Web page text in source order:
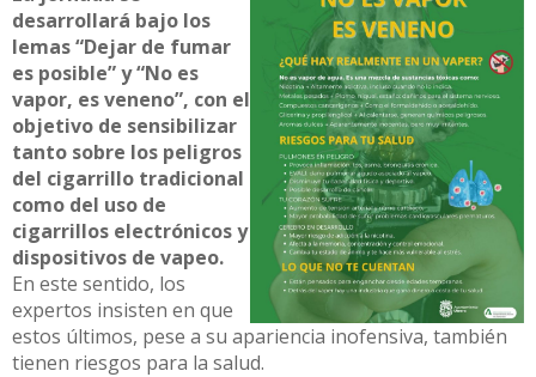
desarrollará bajo los
lemas “Dejar de fumar
es posible” y “No es
vapor, es veneno”, con el
objetivo de sensibilizar
tanto sobre los peligros
del cigarrillo tradicional
como del uso de
cigarrillos electrónicos y
dispositivos de vapeo.
En este sentido, los
expertos insisten en que
estos últimos, pese a su apariencia inofensiva, también
tienen riesgos para la salud.